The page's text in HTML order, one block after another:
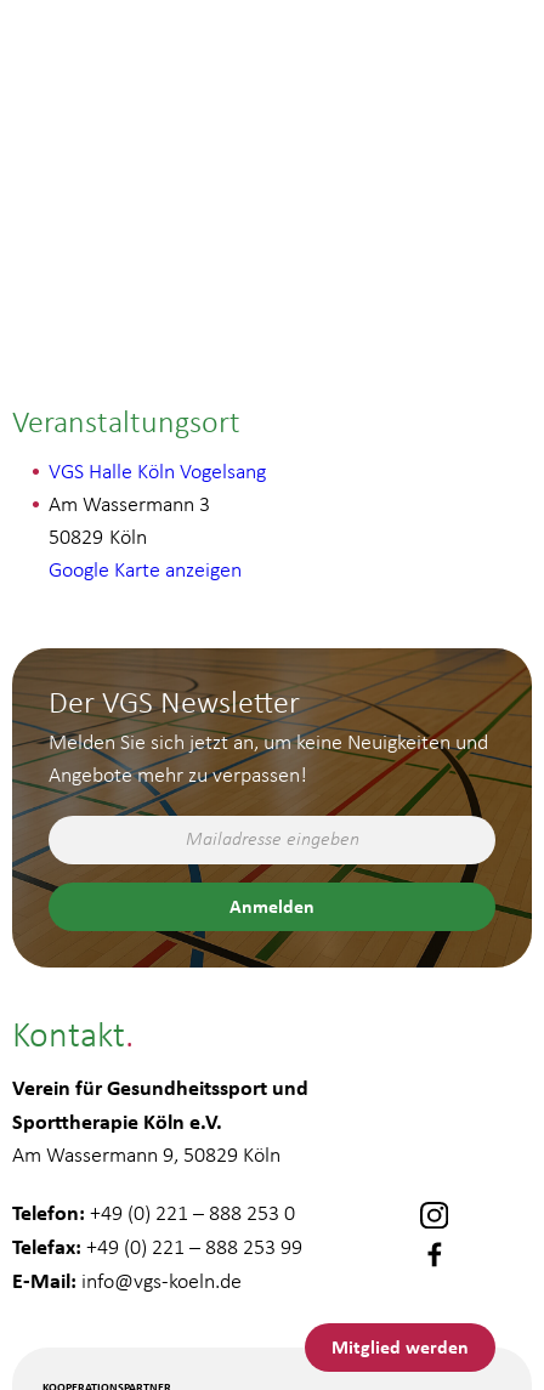
Veranstaltungsort
VGS Halle Köln Vogelsang
Am Wassermann 3
Köln
50829
Google Karte anzeigen
Der VGS Newsletter
Melden Sie sich jetzt an, um keine Neuigkeiten und
Angebote mehr zu verpassen!
Kontakt
Verein für Gesundheitssport und
Sporttherapie Köln e.V.
Am Wassermann 9, 50829 Köln
Telefon: +49 (0) 221 – 888 253 0
Telefax: +49 (0) 221 – 888 253 99
E-Mail: info@vgs-koeln.de
Mitglied werden
KOOPERATIONSPARTNER